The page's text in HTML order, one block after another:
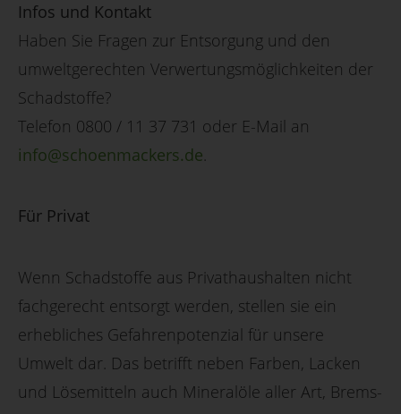
Infos und Kontakt
Haben Sie Fragen zur Entsorgung und den
umweltgerechten Verwertungsmöglichkeiten der
Schadstoffe?
Telefon 0800 / 11 37 731 oder E-Mail an
info@schoenmackers.de.
Für Privat
Wenn Schadstoffe aus Privathaushalten nicht
fachgerecht entsorgt werden, stellen sie ein
erhebliches Gefahrenpotenzial für unsere
Umwelt dar. Das betrifft neben Farben, Lacken
und Lösemitteln auch Mineralöle aller Art, Brems-